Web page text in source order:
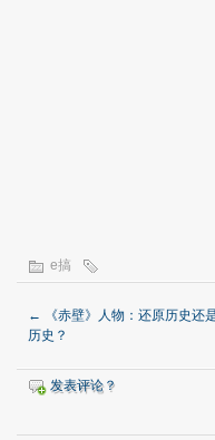
e搞
←
《赤壁》人物：还原历史还
历史？
发表评论？